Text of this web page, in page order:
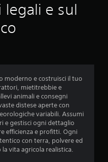
u
z
i
o
n
i
legali e sul
moderno e costruisci il tuo
mietitrebbie e
animali e consegni
distese aperte con
variabili. Assumi
e gestisci ogni dettaglio
efficienza e profitti. Ogni
con terra, polvere ed
vita agricola realistica.